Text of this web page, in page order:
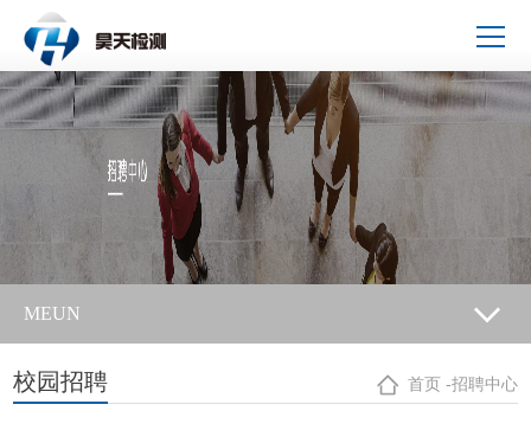
MEUN
校园招聘 首页 -招聘中心